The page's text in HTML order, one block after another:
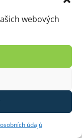
webových
údajů
národa
Vánoční